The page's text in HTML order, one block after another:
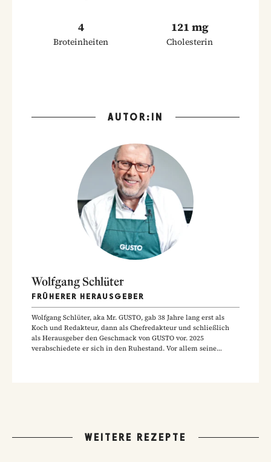
4
Broteinheiten
121 mg
Cholesterin
AUTOR:IN
Wolfgang Schlüter
FRÜHERER HERAUSGEBER
Wolfgang Schlüter, aka Mr. GUSTO, gab 38 Jahre lang erst als
Koch und Redakteur, dann als Chefredakteur und schließlich
als Herausgeber den Geschmack von GUSTO vor. 2025
verabschiedete er sich in den Ruhestand. Vor allem seine
WEITERE REZEPTE